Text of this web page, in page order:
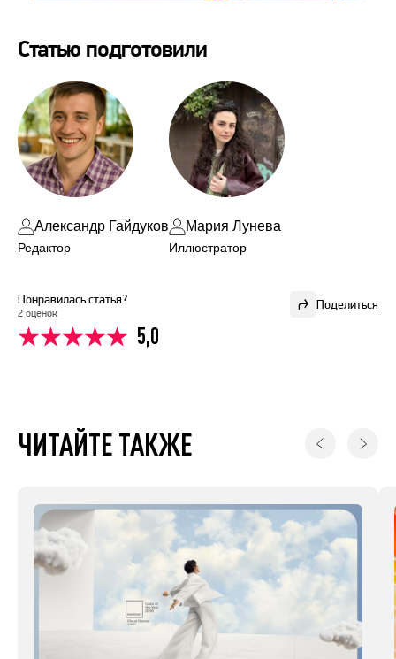
Статью подготовили
Александр Гайдуков
Редактор
Мария Лунева
Иллюстратор
Поделиться
Понравилась статья?
2 оценок
5,0
ЧИТАЙТЕ ТАКЖЕ